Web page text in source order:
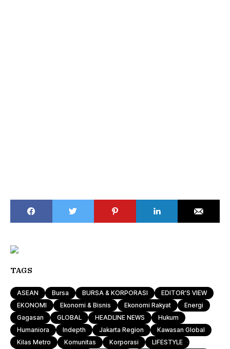
TAGS
ASEAN Bursa BURSA & KORPORASI
EDITOR'S VIEW
EKONOMI
Ekonomi & Bisnis Ekonomi Rakyat
Energi
Gagasan
GLOBAL HEADLINE NEWS
Hukum
Humaniora
Indepth Jakarta Region
Kawasan Global
Kilas Metro
Komunitas Korporasi LIFESTYLE